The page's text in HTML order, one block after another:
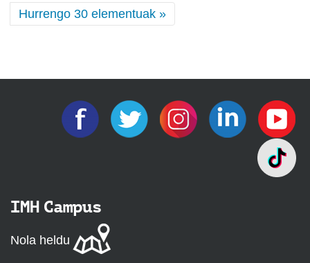
Hurrengo 30 elementuak »
IMH Campus
Nola heldu